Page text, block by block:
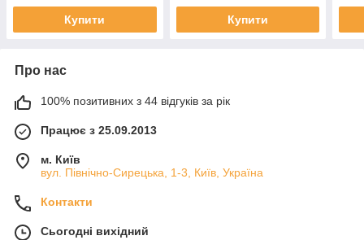
Купити Купити
Про нас
100% позитивних з 44 відгуків за рік
Працює з 25.09.2013
м. Київ
вул. Північно-Сирецька, 1-3, Київ, Україна
Контакти
Сьогодні вихідний